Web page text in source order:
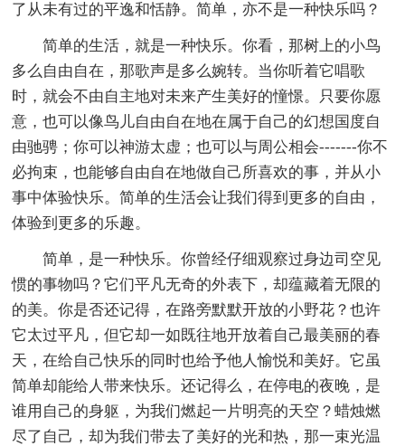
了从未有过的平逸和恬静。简单，亦不是一种快乐吗？
简单的生活，就是一种快乐。你看，那树上的小鸟
多么自由自在，那歌声是多么婉转。当你听着它唱歌
时，就会不由自主地对未来产生美好的憧憬。只要你愿
意，也可以像鸟儿自由自在地在属于自己的幻想国度自
由驰骋；你可以神游太虚；也可以与周公相会-------你不
必拘束，也能够自由自在地做自己所喜欢的事，并从小
事中体验快乐。简单的生活会让我们得到更多的自由，
体验到更多的乐趣。
简单，是一种快乐。你曾经仔细观察过身边司空见
惯的事物吗？它们平凡无奇的外表下，却蕴藏着无限的
的美。你是否还记得，在路旁默默开放的小野花？也许
它太过平凡，但它却一如既往地开放着自己最美丽的春
天，在给自己快乐的同时也给予他人愉悦和美好。它虽
简单却能给人带来快乐。还记得么，在停电的夜晚，是
谁用自己的身躯，为我们燃起一片明亮的天空？蜡烛燃
尽了自己，却为我们带去了美好的光和热，那一束光温